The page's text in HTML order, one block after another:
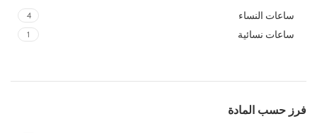
ساعات النساء 4
ساعات نسائية 1
فرز حسب المادة